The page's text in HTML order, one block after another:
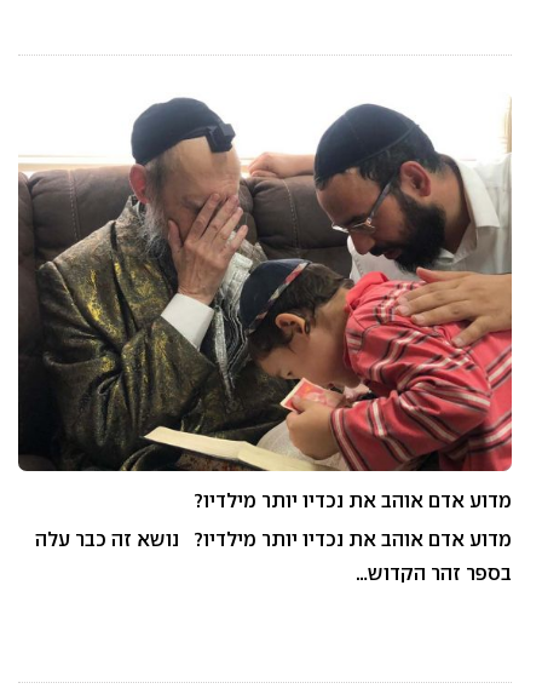
מדוע אדם אוהב את נכדיו יותר מילדיו?
מדוע אדם אוהב את נכדיו יותר מילדיו? נושא זה כבר עלה
בספר זהר הקדוש…